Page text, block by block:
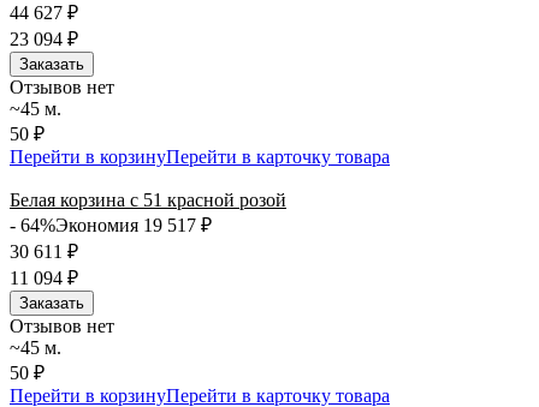
44 627 ₽
23 094 ₽
Заказать
Отзывов нет
~45 м.
50 ₽
Перейти в корзинуПерейти в карточку товара
Белая корзина с 51 красной розой
- 64%Экономия 19 517 ₽
30 611 ₽
11 094 ₽
Заказать
Отзывов нет
~45 м.
50 ₽
Перейти в корзинуПерейти в карточку товара